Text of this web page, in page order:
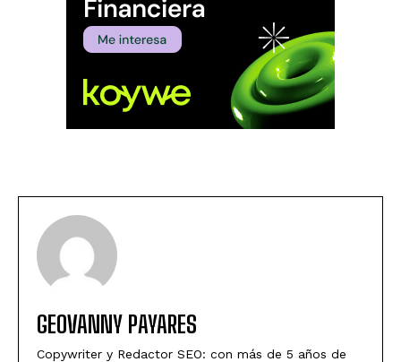
GEOVANNY PAYARES
Copywriter y Redactor SEO: con más de 5 años de